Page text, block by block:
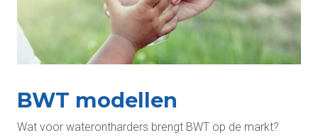
BWT modellen
Wat voor waterontharders brengt BWT op de markt?